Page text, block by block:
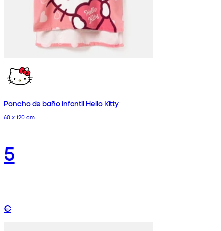
Poncho de baño infantil Hello Kitty
60 x 120 cm
5
€